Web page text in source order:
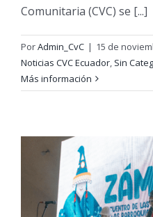
Comunitaria (CVC) se [...]
PorAdmin_CvC | 15 de
Noticias CVC Ecuador, Sin
Más información